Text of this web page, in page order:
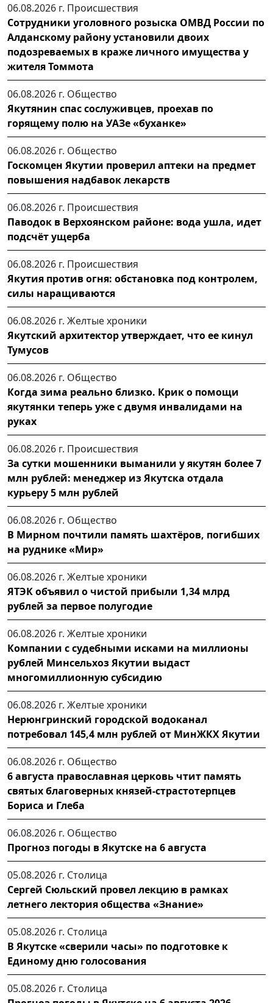
06.08.2026 г. Происшествия
Сотрудники уголовного розыска ОМВД России по
Алданскому району установили двоих
подозреваемых в краже личного имущества у
жителя Томмота
06.08.2026 г. Общество
Якутянин спас сослуживцев, проехав по
горящему полю на УАЗе «буханке»
06.08.2026 г. Общество
Госкомцен Якутии проверил аптеки на предмет
повышения надбавок лекарств
06.08.2026 г. Происшествия
Паводок в Верхоянском районе: вода ушла, идет
подсчёт ущерба
06.08.2026 г. Происшествия
Якутия против огня: обстановка под контролем,
силы наращиваются
06.08.2026 г. Желтые хроники
Якутский архитектор утверждает, что ее кинул
Тумусов
06.08.2026 г. Общество
Когда зима реально близко. Крик о помощи
якутянки теперь уже с двумя инвалидами на
руках
06.08.2026 г. Происшествия
За сутки мошенники выманили у якутян более 7
млн рублей: менеджер из Якутска отдала
курьеру 5 млн рублей
06.08.2026 г. Общество
В Мирном почтили память шахтёров, погибших
на руднике «Мир»
06.08.2026 г. Желтые хроники
ЯТЭК объявил о чистой прибыли 1,34 млрд
рублей за первое полугодие
06.08.2026 г. Желтые хроники
Компании с судебными исками на миллионы
рублей Минсельхоз Якутии выдаст
многомиллионную субсидию
06.08.2026 г. Желтые хроники
Нерюнгринский городской водоканал
потребовал 145,4 млн рублей от МинЖКХ Якутии
06.08.2026 г. Общество
6 августа православная церковь чтит память
святых благоверных князей-страстотерпцев
Бориса и Глеба
06.08.2026 г. Общество
Прогноз погоды в Якутске на 6 августа
05.08.2026 г. Столица
Сергей Сюльский провел лекцию в рамках
летнего лектория общества «Знание»
05.08.2026 г. Столица
В Якутске «сверили часы» по подготовке к
Единому дню голосования
05.08.2026 г. Столица